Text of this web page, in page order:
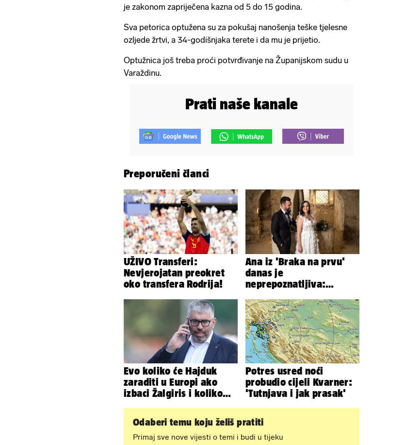
je zakonom zapriječena kazna od 5 do 15 godina.
Sva petorica optužena su za pokušaj nanošenja teške tjelesne
ozljede žrtvi, a 34-godišnjaka terete i da mu je prijetio.
Optužnica još treba proći potvrđivanje na Županijskom sudu u
Varaždinu.
Prati naše kanale
Preporučeni članci
UŽIVO Transferi:
Nevjerojatan preokret
oko transfera Rodrija!
Ana iz 'Braka na prvu'
danas je
neprepoznatljiva:
ovako sad izgleda
Evo koliko će Hajduk
zaraditi u Europi ako
izbaci Žalgiris i koliko
Potres usred noći
probudio cijeli Kvarner:
'Tutnjava i jak prasak'
Odaberi temu koju želiš pratiti
Primaj sve nove vijesti o temi i budi u tijeku